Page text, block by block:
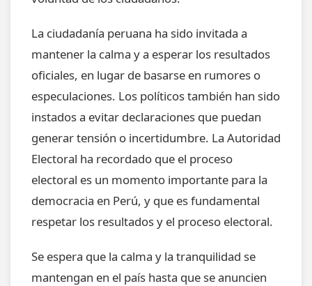
La ciudadanía peruana ha sido invitada a
mantener la calma y a esperar los resultados
oficiales, en lugar de basarse en rumores o
especulaciones. Los políticos también han sido
instados a evitar declaraciones que puedan
generar tensión o incertidumbre. La Autoridad
Electoral ha recordado que el proceso
electoral es un momento importante para la
democracia en Perú, y que es fundamental
respetar los resultados y el proceso electoral.
Se espera que la calma y la tranquilidad se
mantengan en el país hasta que se anuncien